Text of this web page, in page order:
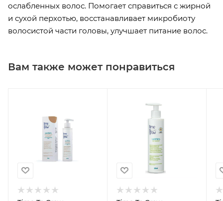
ослабленных волос. Помогает справиться с жирной
и сухой перхотью, восстанавливает микробиоту
волосистой части головы, улучшает питание волос.
Вам также может понравиться